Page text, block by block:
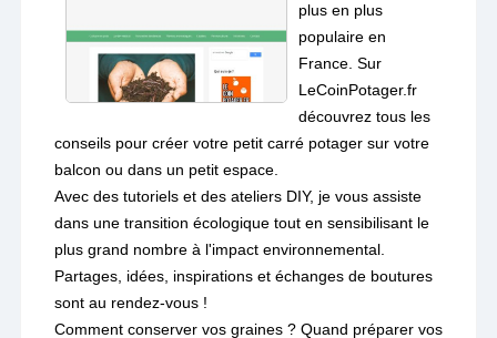
plus en plus
populaire en
France. Sur
LeCoinPotager.fr
découvrez tous les
conseils pour créer votre petit carré potager sur votre
balcon ou dans un petit espace.
Avec des tutoriels et des ateliers DIY, je vous assiste
dans une transition écologique tout en sensibilisant le
plus grand nombre à l'impact environnemental.
Partages, idées, inspirations et échanges de boutures
sont au rendez-vous !
Comment conserver vos graines ? Quand préparer vos